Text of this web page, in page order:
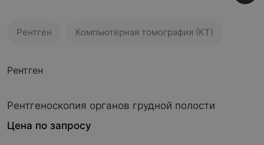
Рентген Компьютерная томография (КТ)
Рентген
Рентгеноскопия органов грудной полости
Цена по запросу